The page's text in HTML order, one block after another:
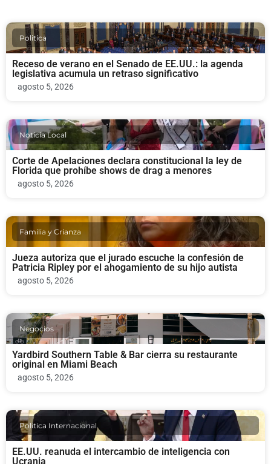
Politica
Receso de verano en el Senado de EE.UU.: la agenda
legislativa acumula un retraso significativo
agosto 5, 2026
Noticia Local
Corte de Apelaciones declara constitucional la ley de
Florida que prohíbe shows de drag a menores
agosto 5, 2026
Familia y Crianza
Jueza autoriza que el jurado escuche la confesión de
Patricia Ripley por el ahogamiento de su hijo autista
agosto 5, 2026
Negocios
Yardbird Southern Table & Bar cierra su restaurante
original en Miami Beach
agosto 5, 2026
Politica Internacional
EE.UU. reanuda el intercambio de inteligencia con
Ucrania